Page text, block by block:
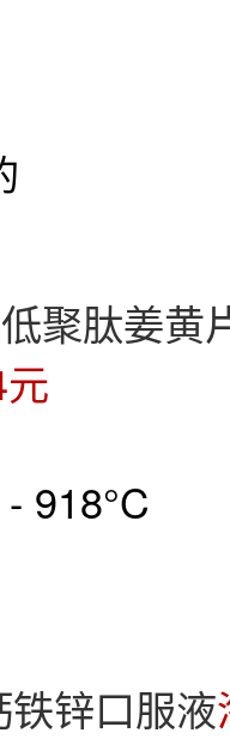
聚肽姜黄
918°C
锌口服液